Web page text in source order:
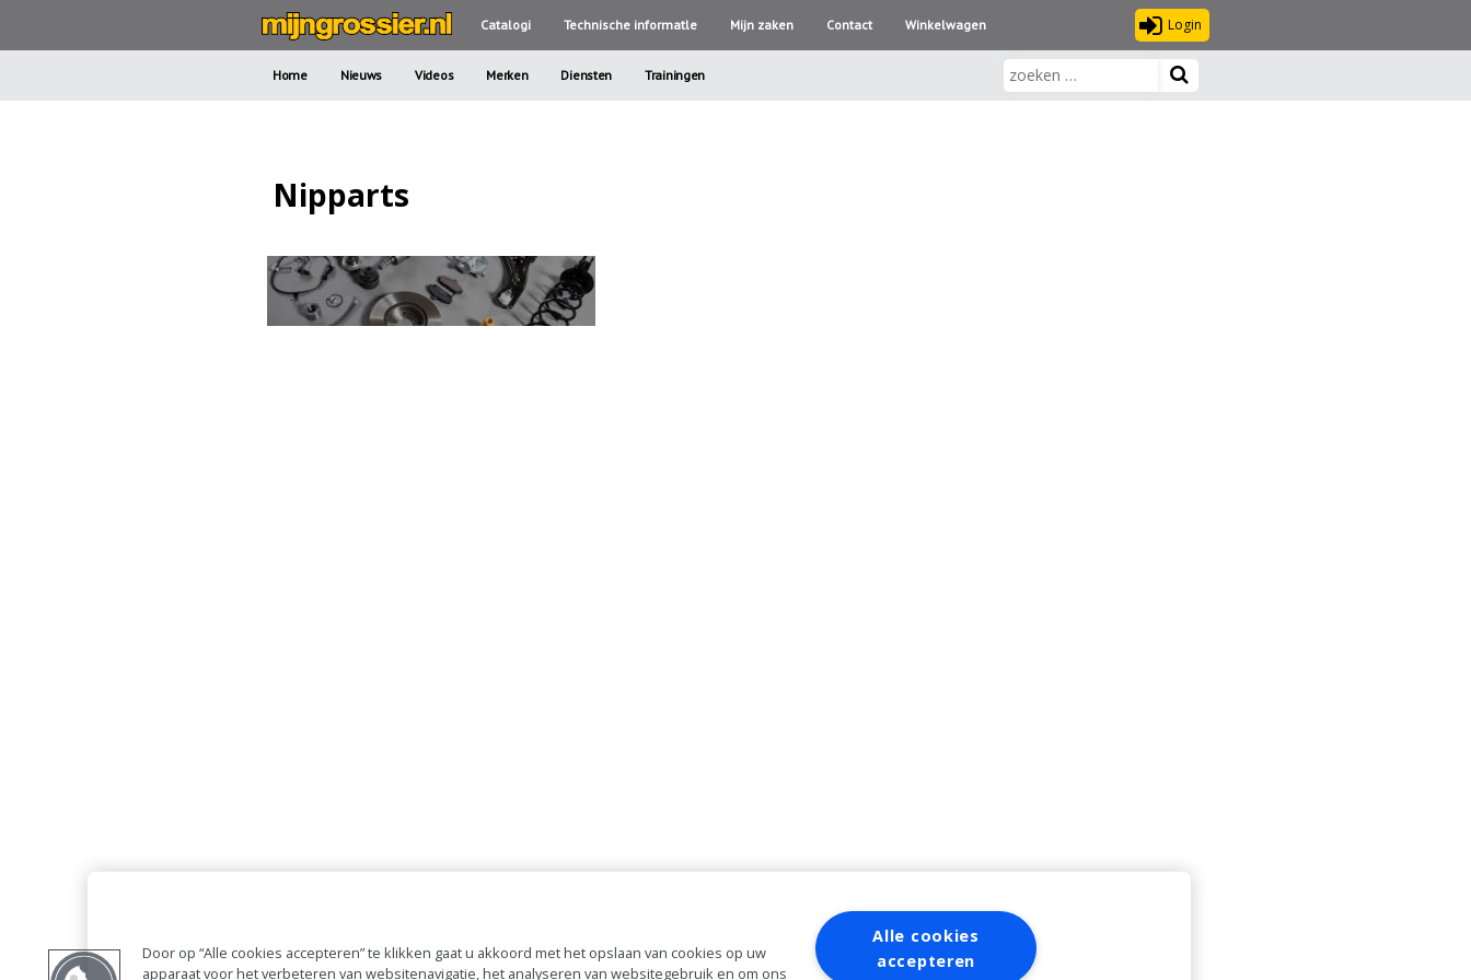
Catalogi Technische informatle Mijn zaken Contact Winkelwagen Login
Home Nieuws Videos Merken Diensten Trainingen
Nipparts
Door op “Alle cookies accepteren” te klikken gaat u akkoord met het opslaan van cookies op uw
apparaat voor het verbeteren van websitenavigatie, het analyseren van websitegebruik en om ons
Alle cookies
accepteren